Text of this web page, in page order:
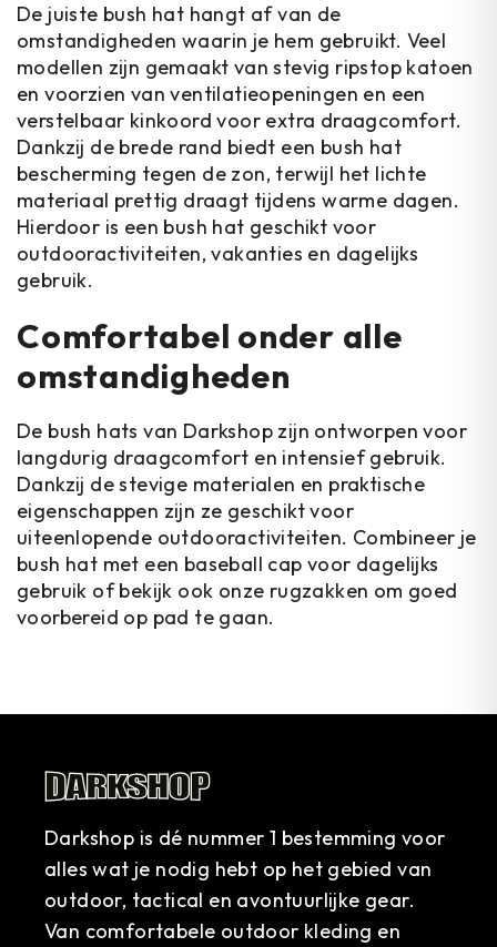
De juiste bush hat hangt af van de
omstandigheden waarin je hem gebruikt. Veel
modellen zijn gemaakt van stevig ripstop katoen
en voorzien van ventilatieopeningen en een
verstelbaar kinkoord voor extra draagcomfort.
Dankzij de brede rand biedt een bush hat
bescherming tegen de zon, terwijl het lichte
materiaal prettig draagt tijdens warme dagen.
Hierdoor is een bush hat geschikt voor
outdooractiviteiten, vakanties en dagelijks
gebruik.
Comfortabel onder alle
omstandigheden
De bush hats van Darkshop zijn ontworpen voor
langdurig draagcomfort en intensief gebruik.
Dankzij de stevige materialen en praktische
eigenschappen zijn ze geschikt voor
uiteenlopende outdooractiviteiten. Combineer je
bush hat met een baseball cap voor dagelijks
gebruik of bekijk ook onze rugzakken om goed
voorbereid op pad te gaan.
Darkshop is dé nummer 1 bestemming voor
alles wat je nodig hebt op het gebied van
outdoor, tactical en avontuurlijke gear.
Van comfortabele outdoor kleding en